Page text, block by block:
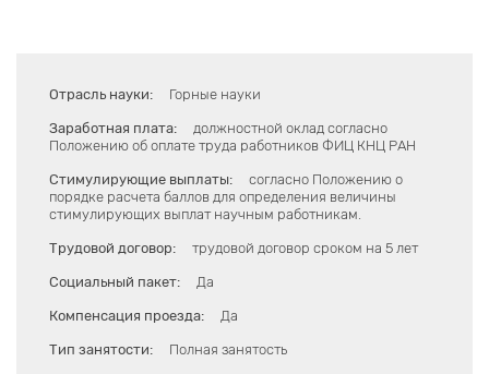
Отрасль науки: Горные науки
Заработная плата:
должностной оклад согласно
Положению об оплате труда работников ФИЦ КНЦ РАН
Стимулирующие выплаты:
согласно Положению о
порядке расчета баллов для определения величины
стимулирующих выплат научным работникам.
Трудовой договор: трудовой договор сроком на 5 лет
Социальный пакет: Да
Компенсация проезда: Да
Тип занятости: Полная занятость